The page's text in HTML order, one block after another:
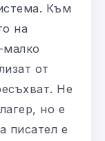
Към
на
малко
от
Не
но е
писател е